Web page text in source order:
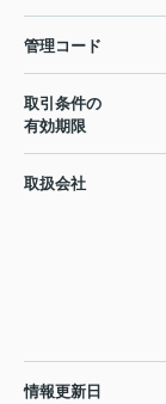
管理コード
取引条件の
有効期限
取扱会社
情報更新日